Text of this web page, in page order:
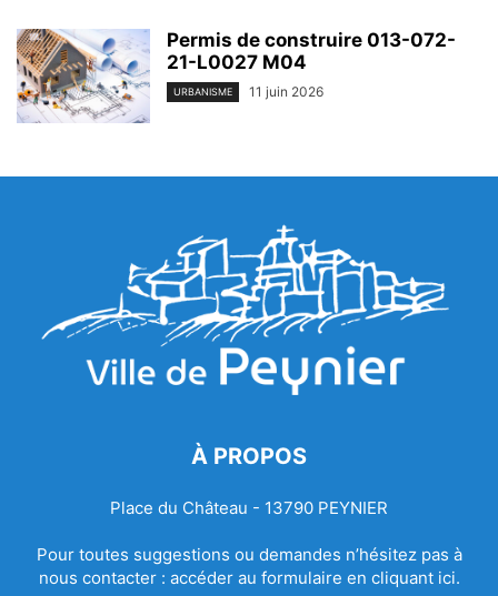
Permis de construire 013-072-
21-L0027 M04
URBANISME 11 juin 2026
À PROPOS
Place du Château - 13790 PEYNIER
Pour toutes suggestions ou demandes n’hésitez pas à
nous contacter : accéder au formulaire en cliquant ici.